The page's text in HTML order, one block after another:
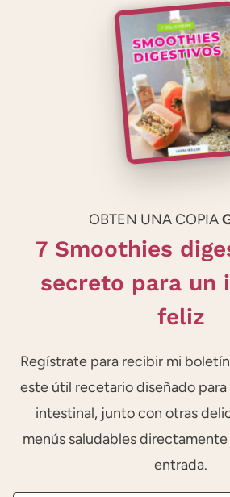
OBTEN UNA COPIA
7 Smoothies
secreto para un
feliz
Regístrate para recibir mi
este útil recetario diseñado
intestinal, junto con otras
menús saludables
entrada.